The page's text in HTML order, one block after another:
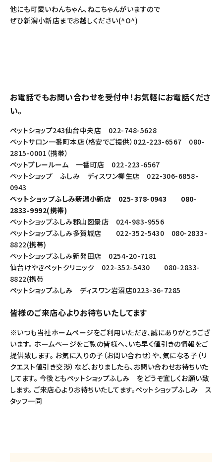
他にも可愛いわんちゃん、ねこちゃんがいますので
ぜひ新潟小新店までお越しください(^O^)
お電話でもお問い合わせを受付中！お気軽にお電話くださ
い。
ペットショップ243仙台中央店 022-748-5628
ペットサロン一番町本店（格安でご提供）022-223-6567 080-
2815-0001（携帯）
ペットプレールーム 一番町店 022-223-6567
ペットショップ ふしみ ディスワン柳生店 022-306-6858-
0943
ペットショップふしみ新潟小新店 025-378-0943 080-
2833-9992(携帯)
ペットショップふしみ郡山図景店 024-983-9556
ペットショップふしみ多賀城店 022-352-5430 080-2833-
8822(携帯)
ペットショップふしみ新発田店 0254-20-7181
仙台けやきペットクリニック 022-352-5430 080-2833-
8822(携帯
ペットショップふしみ ディスワン岩沼店0223-36-7285
皆様のご来店心よりお待ちいたしてます
※いつも当社ホームページをご利用いただき、誠にありがとうござ
います。 ホームページをご覧の皆様へ、いち早く値引きの情報をご
提供致します。 お気に入りの子（お問い合わせ）や、気になる子（リ
クエスト値引き交渉）など、おりましたら、お問い合わせお待ちいた
してます。 今後ともペットショップふしみ をどうぞ宜しくお願い致
します。 ご来店心よりお待ちいたしてます。ペットショップふしみ ス
タッフ一同